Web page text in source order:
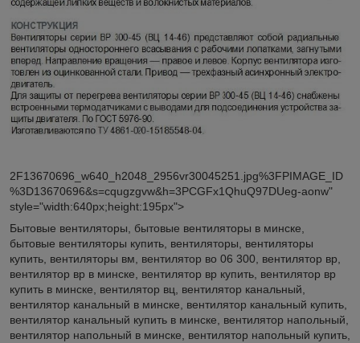
2F13670696_w640_h2048_2956vr30045251.jpg%3FPIMAGE_ID
%3D13670696&s=cqugzgvw&h=3PCGFx1QhuQ97DUeg-aonw"
style="width:640px;height:195px">
Бытовые вентиляторы, бытовые вентиляторы в минске,
бытовые вентиляторы купить, вентиляторы, вентиляторы
купить, вентиляторы вм, вентилятор во 06 300, вентилятор вр,
вентилятор вр в минске, вентилятор вр купить, вентилятор вр
купить в минске, вентилятор вц, вентилятор канальный,
вентилятор канальный в минске, вентилятор канальный купить,
вентилятор канальный купить в минске, вентилятор напольный,
вентилятор напольный в минске, вентилятор напольный купить,